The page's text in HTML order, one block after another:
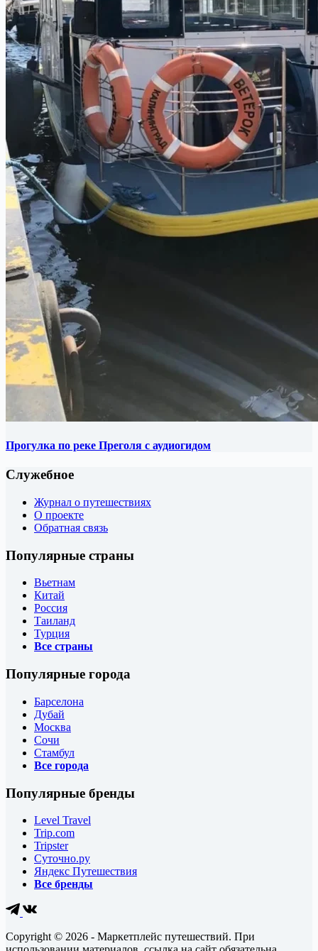
Прогулка по реке Преголя с аудиогидом
Служебное
Журнал о путешествиях
О проекте
Обратная связь
Популярные страны
Вьетнам
Китай
Россия
Таиланд
Турция
Все страны
Популярные города
Барселона
Дубай
Москва
Сочи
Стамбул
Все города
Популярные бренды
Level Travel
Trip.com
Tripster
Суточно.ру
Яндекс Путешествия
Все бренды
Copyright © 2026 - Маркетплейс путешествий. При